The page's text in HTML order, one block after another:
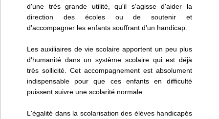
d'une très grande utilité, qu'il s'agisse d'aider la
direction des écoles ou de soutenir et
d'accompagner les enfants souffrant d'un handicap.
Les auxiliaires de vie scolaire apportent un peu plus
d'humanité dans un système scolaire qui est déjà
très sollicité. Cet accompagnement est absolument
indispensable pour que ces enfants en difficulté
puissent suivre une scolarité normale.
L'égalité dans la scolarisation des élèves handicapés